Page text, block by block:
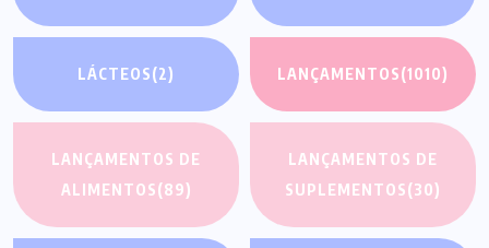
LÁCTEOS(2) LANÇAMENTOS(1010)
LANÇAMENTOS DE
ALIMENTOS(89)
LANÇAMENTOS DE
SUPLEMENTOS(30)